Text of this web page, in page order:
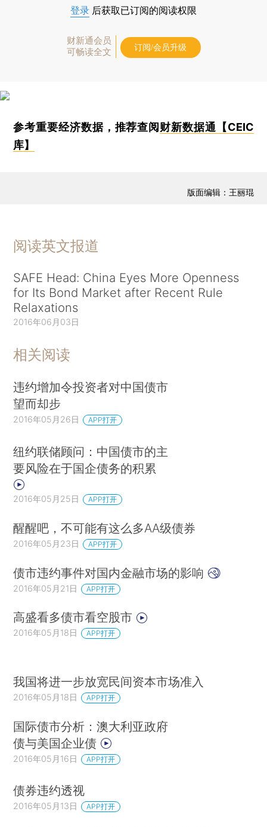
登录 后获取已订阅的阅读权限
财新通会员
可畅读全文
订阅/会员升级
参考重要经济数据，推荐查阅 财新数据通【CEIC
库】
版面编辑：王丽琨
阅读英文报道
SAFE Head: China Eyes More Openness
for Its Bond Market after Recent Rule
Relaxations
2016年06月03日
相关阅读
违约增加令投资者对中国债市
望而却步
2016年05月26日 APP打开
纽约联储顾问：中国债市的主
要风险在于国企债务的积累
2016年05月25日 APP打开
醒醒吧，不可能有这么多AA级债券
2016年05月23日 APP打开
债市违约事件对国内金融市场的影响
2016年05月21日 APP打开
高盛看多债市看空股市
2016年05月18日 APP打开
我国将进一步放宽民间资本市场准入
2016年05月18日 APP打开
国际债市分析：澳大利亚政府
债与美国企业债
2016年05月16日 APP打开
债券违约透视
2016年05月13日 APP打开